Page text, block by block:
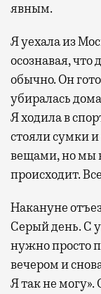
явным.
Я уехала из
осознавая,
обычно. Он
убиралась
Я ходила в
стояли сумки
вещами, но мы
происходит.
Накануне
Серый день. С
нужно просто
вечером и
Я так не